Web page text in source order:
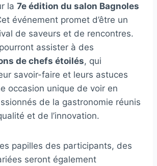
la 7e édition du salon Bagnoles
événement promet d’être un
de saveurs et de rencontres.
assister à des
de chefs étoilés, qui
savoir-faire et leurs astuces
occasion unique de voir en
de la gastronomie réunis
et de l’innovation.
papilles des participants, des
seront également